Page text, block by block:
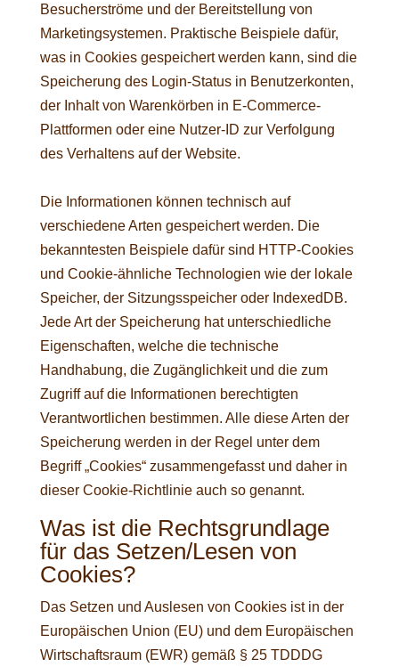
Besucherströme und der Bereitstellung von
Marketingsystemen. Praktische Beispiele dafür,
was in Cookies gespeichert werden kann, sind die
Speicherung des Login-Status in Benutzerkonten,
der Inhalt von Warenkörben in E-Commerce-
Plattformen oder eine Nutzer-ID zur Verfolgung
des Verhaltens auf der Website.
Die Informationen können technisch auf
verschiedene Arten gespeichert werden. Die
bekanntesten Beispiele dafür sind HTTP-Cookies
und Cookie-ähnliche Technologien wie der lokale
Speicher, der Sitzungsspeicher oder IndexedDB.
Jede Art der Speicherung hat unterschiedliche
Eigenschaften, welche die technische
Handhabung, die Zugänglichkeit und die zum
Zugriff auf die Informationen berechtigten
Verantwortlichen bestimmen. Alle diese Arten der
Speicherung werden in der Regel unter dem
Begriff „Cookies“ zusammengefasst und daher in
dieser Cookie-Richtlinie auch so genannt.
Was ist die Rechtsgrundlage
für das Setzen/Lesen von
Cookies?
Das Setzen und Auslesen von Cookies ist in der
Europäischen Union (EU) und dem Europäischen
Wirtschaftsraum (EWR) gemäß § 25 TDDDG